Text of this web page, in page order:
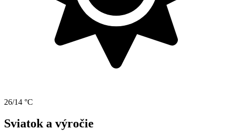
26/14 °C
Sviatok a výročie